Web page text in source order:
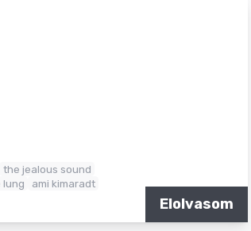
the jealous sound
lung ami kimaradt
Elolvasom